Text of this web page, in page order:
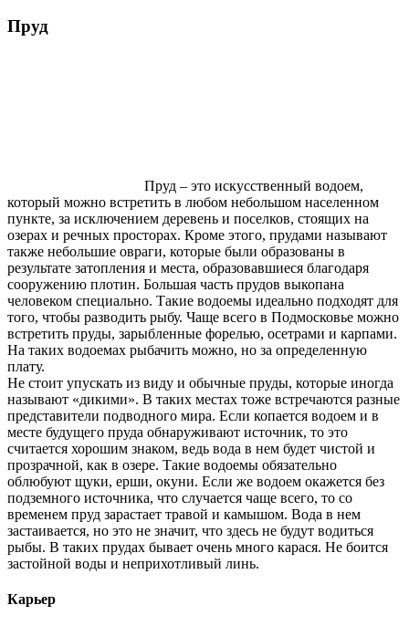
Пруд
Пруд – это искусственный водоем,
который можно встретить в любом небольшом населенном
пункте, за исключением деревень и поселков, стоящих на
озерах и речных просторах. Кроме этого, прудами называют
также небольшие овраги, которые были образованы в
результате затопления и места, образовавшиеся благодаря
сооружению плотин. Большая часть прудов выкопана
человеком специально. Такие водоемы идеально подходят для
того, чтобы разводить рыбу. Чаще всего в Подмосковье можно
встретить пруды, зарыбленные форелью, осетрами и карпами.
На таких водоемах рыбачить можно, но за определенную
плату.
Не стоит упускать из виду и обычные пруды, которые иногда
называют «дикими». В таких местах тоже встречаются разные
представители подводного мира. Если копается водоем и в
месте будущего пруда обнаруживают источник, то это
считается хорошим знаком, ведь вода в нем будет чистой и
прозрачной, как в озере. Такие водоемы обязательно
облюбуют щуки, ерши, окуни. Если же водоем окажется без
подземного источника, что случается чаще всего, то со
временем пруд зарастает травой и камышом. Вода в нем
застаивается, но это не значит, что здесь не будут водиться
рыбы. В таких прудах бывает очень много карася. Не боится
застойной воды и неприхотливый линь.
Карьер